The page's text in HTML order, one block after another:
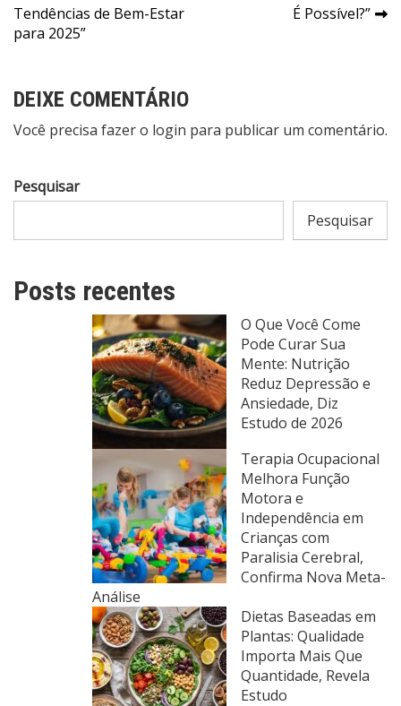
de
Tendências de Bem-Estar
para 2025”
É Possível?”
DEIXE COMENTÁRIO
Você precisa fazer o login para publicar um comentário.
Pesquisar
Pesquisar
Posts recentes
O Que Você Come
Pode Curar Sua
Mente: Nutrição
Reduz Depressão e
Ansiedade, Diz
Estudo de 2026
Terapia Ocupacional
Melhora Função
Motora e
Independência em
Crianças com
Paralisia Cerebral,
Confirma Nova Meta-
Análise
Dietas Baseadas em
Plantas: Qualidade
Importa Mais Que
Quantidade, Revela
Estudo